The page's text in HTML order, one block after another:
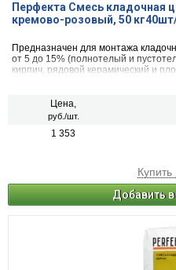
Перфекта Смесь кладочная
кремово-розовый, 50
Предназначен для монтажа
от 5 до 15% (полнотелый и
кирпич, рядовой керамический и
Цена,
руб./шт.
1 353
Купить
Добавить в